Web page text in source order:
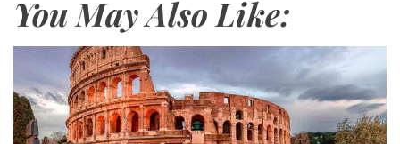
You May Also Like: